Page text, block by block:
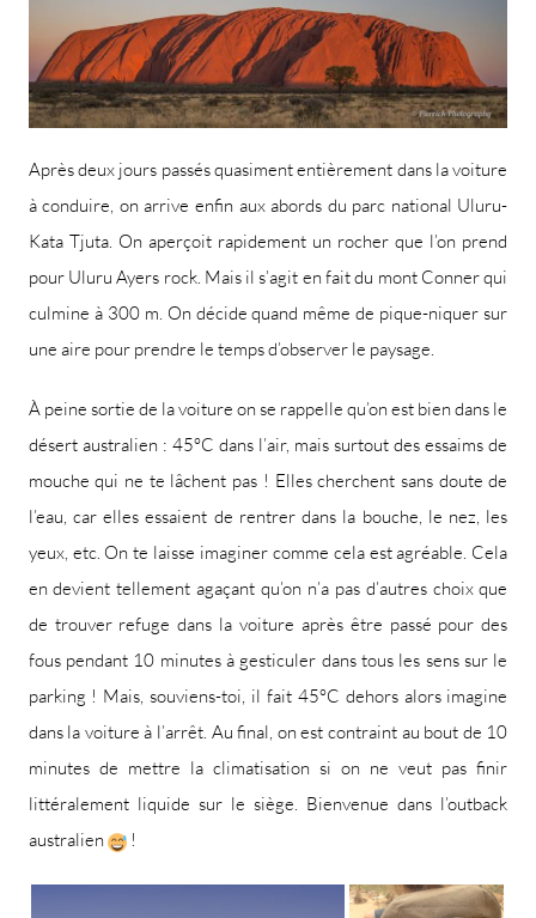
Après deux jours passés quasiment entièrement dans la voiture
à conduire, on arrive enfin aux abords du parc national Uluru-
Kata Tjuta. On aperçoit rapidement un rocher que l’on prend
pour Uluru Ayers rock. Mais il s’agit en fait du mont Conner qui
culmine à 300 m. On décide quand même de pique-niquer sur
une aire pour prendre le temps d’observer le paysage.
À peine sortie de la voiture on se rappelle qu’on est bien dans le
désert australien : 45°C dans l’air, mais surtout des essaims de
mouche qui ne te lâchent pas ! Elles cherchent sans doute de
l’eau, car elles essaient de rentrer dans la bouche, le nez, les
yeux, etc. On te laisse imaginer comme cela est agréable. Cela
en devient tellement agaçant qu’on n’a pas d’autres choix que
de trouver refuge dans la voiture après être passé pour des
fous pendant 10 minutes à gesticuler dans tous les sens sur le
parking ! Mais, souviens-toi, il fait 45°C dehors alors imagine
dans la voiture à l’arrêt. Au final, on est contraint au bout de 10
minutes de mettre la climatisation si on ne veut pas finir
littéralement liquide sur le siège. Bienvenue dans l’outback
australien
!